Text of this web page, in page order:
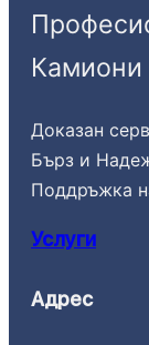
Доказан
Бърз и
Поддръжка
Услуги
Адрес